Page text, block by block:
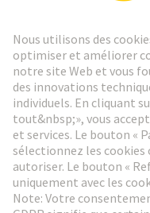
Aller à l'inscription
Social Media